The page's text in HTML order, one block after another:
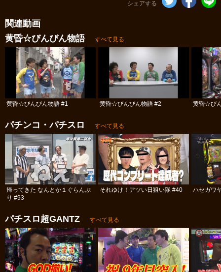
シェアする
関連動画
黄昏☆びんびん物語
すべて見る
黄昏☆びんびん物語 #1 黄昏☆びんびん物語 #2 黄昏☆び
パチンコ・パチスロ すべて見る
帰ってきた なんとか１ぐらんぷ
り #93
それゆけ！アツい日狙い隊 #40 ハセガワ
パチスロ超GANTZ すべて見る